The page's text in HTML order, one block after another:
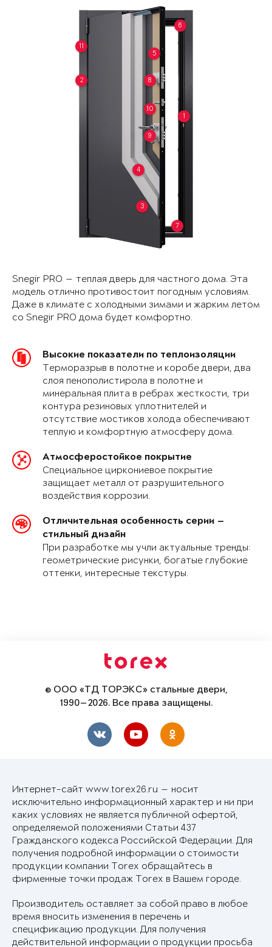
1
2
3
4
5
6
7
8
9
10
11
Snegir PRO — теплая дверь для частного дома. Эта
модель отлично противостоит погодным условиям.
Даже в климате с холодными зимами и жарким летом
со Snegir PRO дома будет комфортно.
Высокие показатели по теплоизоляции
Терморазрыв в полотне и коробе двери, два
слоя пенополистирола в полотне и
минеральная плита в ребрах жесткости, три
контура резиновых уплотнителей и
отсутствие мостиков холода обеспечивают
теплую и комфортную атмосферу дома.
Атмосферостойкое покрытие
Специальное циркониевое покрытие
защищает металл от разрушительного
воздействия коррозии.
Отличительная особенность серии —
стильный дизайн
При разработке мы учли актуальные тренды:
геометрические рисунки, богатые глубокие
оттенки, интересные текстуры.
© ООО «ТД ТОРЭКС» стальные двери,
1990—2026. Все права защищены.
Интернет-сайт www.torex26.ru — носит
исключительно информационный характер и ни при
каких условиях не является публичной офертой,
определяемой положениями Статьи 437
Гражданского кодекса Российской Федерации. Для
получения подробной информации о стоимости
продукции компании Torex обращайтесь в
фирменные точки продаж Torex в Вашем городе.
Производитель оставляет за собой право в любое
время вносить изменения в перечень и
спецификацию продукции. Для получения
действительной информации о продукции просьба